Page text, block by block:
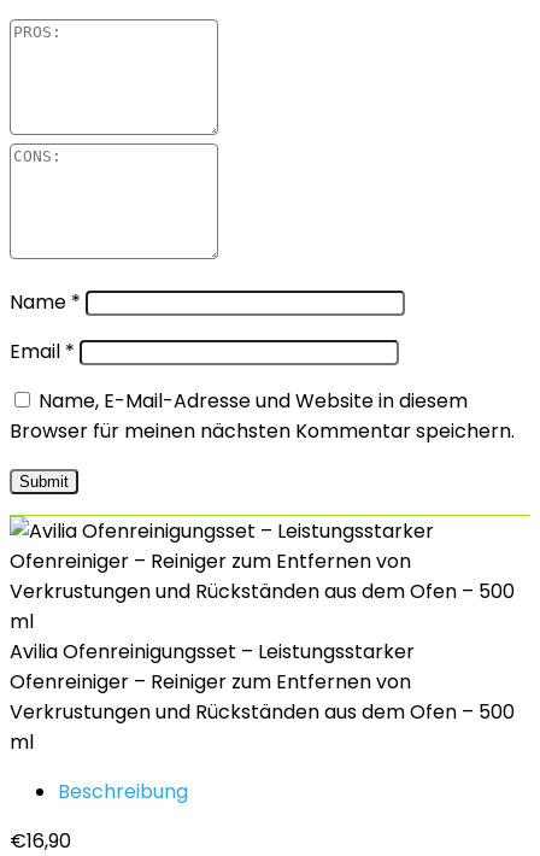
Name *
Email *
Name, E-Mail-Adresse und Website in diesem
Browser für meinen nächsten Kommentar speichern.
Avilia Ofenreinigungsset – Leistungsstarker
Ofenreiniger – Reiniger zum Entfernen von
Verkrustungen und Rückständen aus dem Ofen – 500
ml
Beschreibung
€16,90